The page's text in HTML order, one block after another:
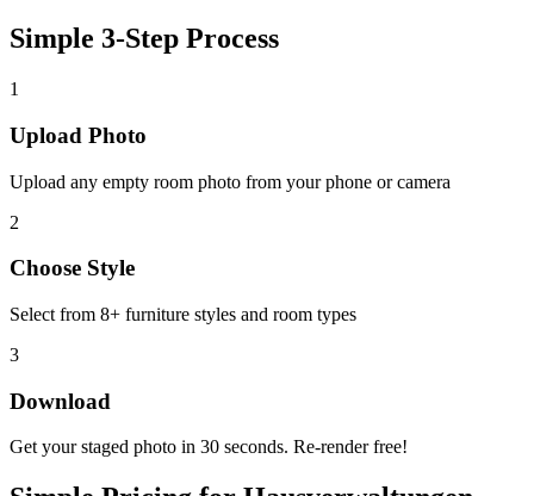
Simple 3-Step Process
1
Upload Photo
Upload any empty room photo from your phone or camera
2
Choose Style
Select from 8+ furniture styles and room types
3
Download
Get your staged photo in 30 seconds. Re-render free!